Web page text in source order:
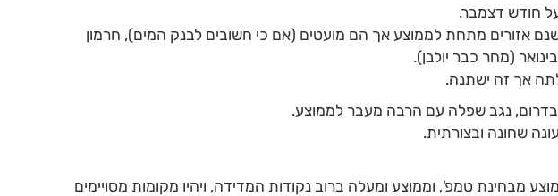
חודש דצמבר.
אזורים מתחת לממוצע אך הם מועטים (אם כי חשובים לבנק המים), חרמון
אך זה ישתנה.
בדרום, נגב שפלה עם הרבה מעבר לממוצע.
שחונה ובצורתית.
מבחינת טמפ', וממוצע ומעלה ברוב נקודות המדידה, ויהיו מקומות מסויימים